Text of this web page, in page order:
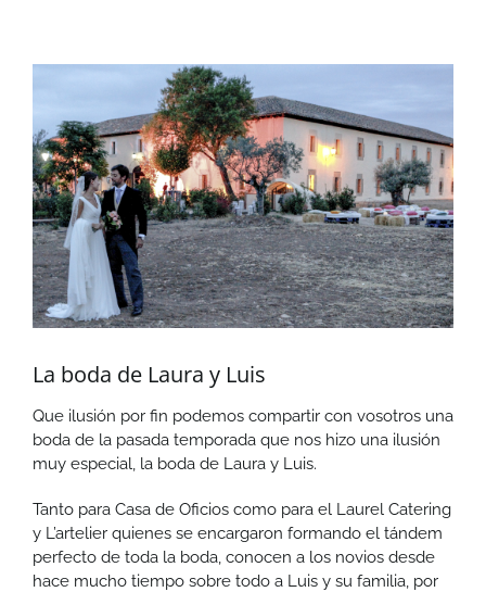
más
grande
La boda de Laura y Luis
Que ilusión por fin podemos compartir con vosotros una
boda de la pasada temporada que nos hizo una ilusión
muy especial, la boda de Laura y Luis.
Tanto para Casa de Oficios como para el Laurel Catering
y L’artelier quienes se encargaron formando el tándem
perfecto de toda la boda, conocen a los novios desde
hace mucho tiempo sobre todo a Luis y su familia, por